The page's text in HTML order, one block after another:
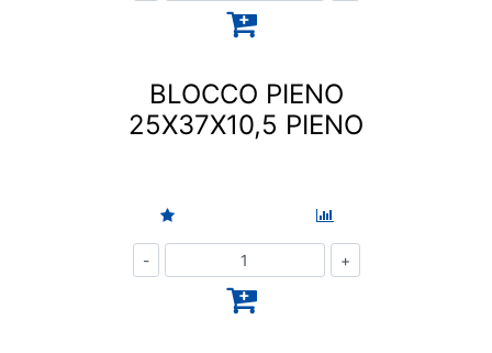
BLOCCO PIENO
25X37X10,5 PIENO